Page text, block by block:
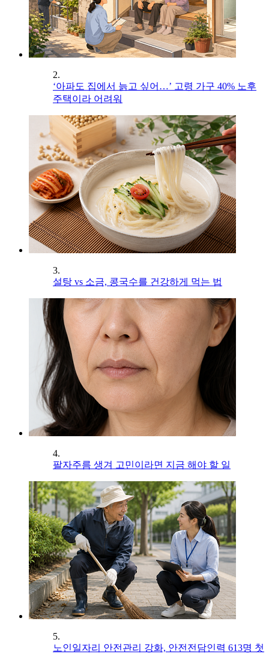
2.
‘아파도 집에서 늙고 싶어…’ 고령 가구 40% 노후
주택이라 어려워
3.
설탕 vs 소금, 콩국수를 건강하게 먹는 법
4.
팔자주름 생겨 고민이라면 지금 해야 할 일
5.
노인일자리 안전관리 강화, 안전전담인력 613명 첫